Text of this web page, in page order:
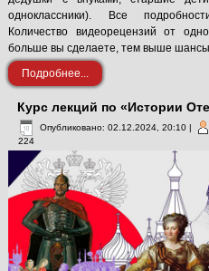
одноклассники). Все
Количество видеорецензий от
больше вы сделаете, тем выше
Подробнее...
Курс лекций по «Истории
Опубликовано: 02.12.2024, 20:10 |
224